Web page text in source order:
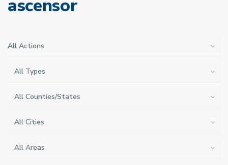
ascensor
All Actions
All Types
All Counties/States
All Cities
All Areas